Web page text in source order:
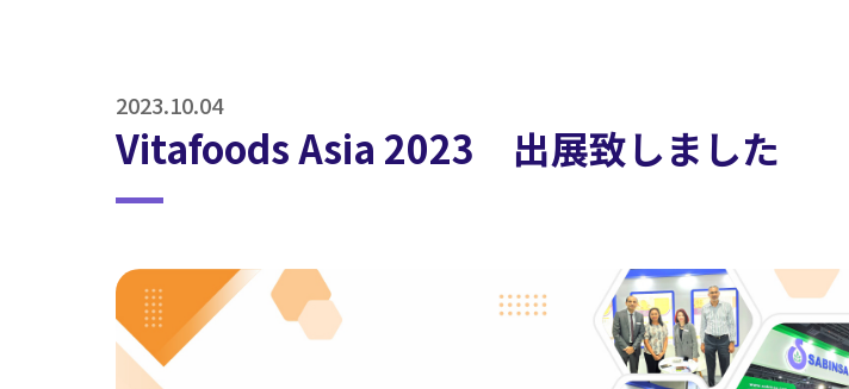
2023.10.04
Vitafoods Asia 2023 出展致しました